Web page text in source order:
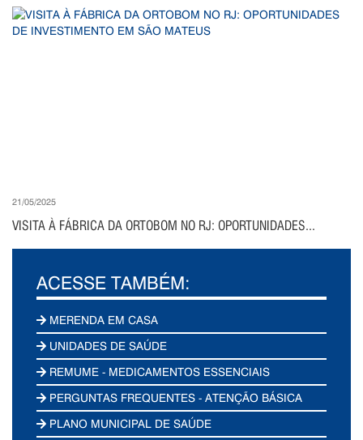
21/05/2025
VISITA À FÁBRICA DA ORTOBOM NO RJ: OPORTUNIDADES...
ACESSE TAMBÉM:
MERENDA EM CASA
UNIDADES DE SAÚDE
REMUME - MEDICAMENTOS ESSENCIAIS
PERGUNTAS FREQUENTES - ATENÇÃO BÁSICA
PLANO MUNICIPAL DE SAÚDE